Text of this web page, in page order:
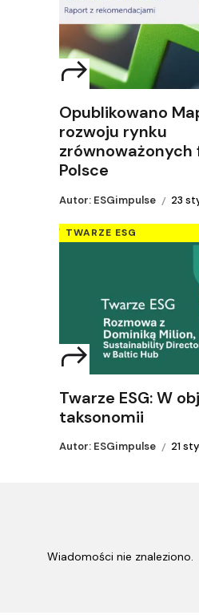
Opublikowano
rozwoju rynku
zrównoważonych
Polsce
Autor: ESGimpulse 23
TWARZE ESG
Twarze ESG: W
taksonomii
Autor: ESGimpulse 21
Wiadomości nie znaleziono.